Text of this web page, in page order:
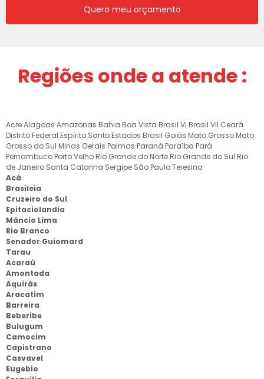
Quero meu orçamento
Regiões onde a atende :
AcreAlagoas Amazonas Bahia Boa Vista Brasil VI Brasil VII Ceará
Distrito Federal Espírito Santo Estados Brasil Goiás Mato Grosso Mato
Grosso do Sul Minas Gerais Palmas Paraná Paraíba Pará
Pernambuco Porto Velho Rio Grande do Norte Rio Grande do Sul Rio
de Janeiro Santa Catarina Sergipe São PauloTeresina
Acá
Brasileia
Cruzeiro do Sul
Epitaciolandia
Mâncio Lima
Rio Branco
Senador Guiomard
Tarau
Acaraú
Amontada
Aquirás
Aracatim
Barreira
Beberibe
Bulugum
Camocim
Capistrano
Casvavel
Eugebio